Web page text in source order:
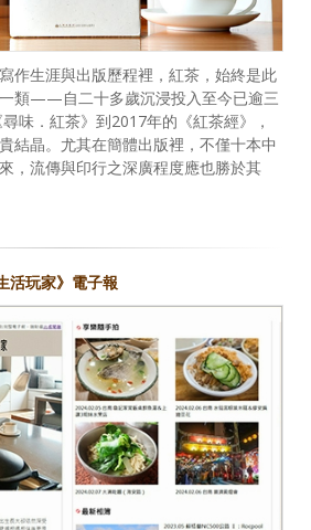
作生涯與出版歷程裡，紅茶，始終是此
類——自二十多歲沉浸投入至今已逾三
味．紅茶》到2017年的《紅茶經》，
結晶。尤其在簡體出版裡，不僅十本中
，流傳與印行之深廣程度應也勝於其
活玩家》電子報